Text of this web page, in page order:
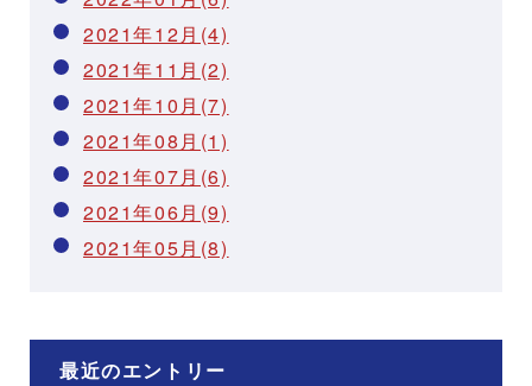
2021年12月(4)
2021年11月(2)
2021年10月(7)
2021年08月(1)
2021年07月(6)
2021年06月(9)
2021年05月(8)
最近のエントリー